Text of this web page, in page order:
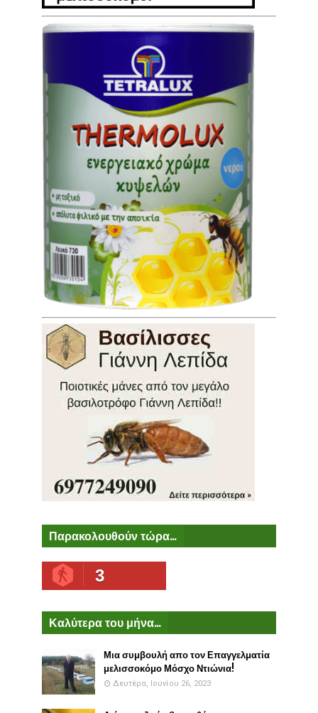
Παρακολουθούν τώρα...
3
Καλύτερα του μήνα...
Μια συμβουλή απο τον Επαγγελματία
μελισσοκόμο Μόσχο Ντιώνια!
Δευτέρα, Ιουνίου 26, 2023